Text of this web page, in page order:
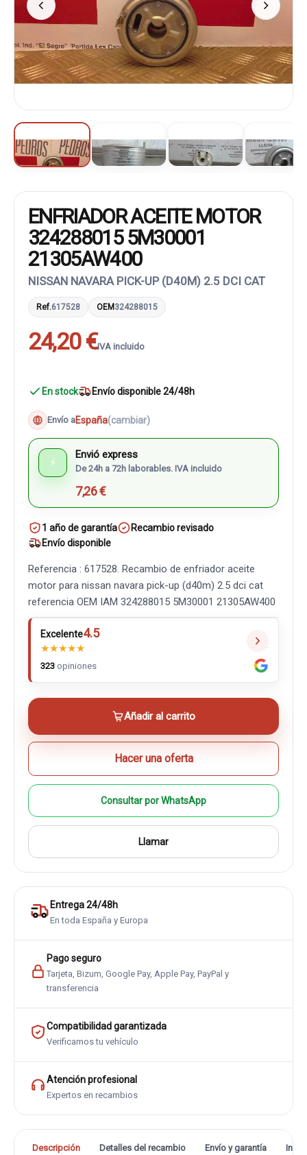
ENFRIADOR ACEITE MOTOR
324288015 5M30001
21305AW400
NISSAN NAVARA PICK-UP (D40M) 2.5 DCI CAT
Ref.617528 OEM324288015
24,20 €IVA incluido
En stock Envío disponible 24/48h
Envío aEspaña(cambiar)
⚡
Envió express
De 24h a 72h laborables. IVA incluido
7,26 €
1 año de garantía
Recambio revisado
Envío disponible
Referencia : 617528. Recambio de enfriador aceite
motor para nissan navara pick-up (d40m) 2.5 dci cat
referencia OEM IAM 324288015 5M30001 21305AW400
Excelente4.5
★★★★★
323 opiniones
Añadir al carrito
Hacer una oferta
Consultar por WhatsApp
Llamar
Entrega 24/48h
En toda España y Europa
Pago seguro
Tarjeta, Bizum, Google Pay, Apple Pay, PayPal y
transferencia
Compatibilidad garantizada
Verificamos tu vehículo
Atención profesional
Expertos en recambios
Descripción Detalles del recambio Envío y garantía